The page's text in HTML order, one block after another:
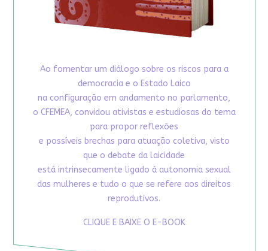
Ao fomentar um diálogo sobre os riscos para a
democracia e o Estado Laico
na configuração em andamento no parlamento,
o CFEMEA, convidou ativistas e estudiosas do tema
para propor reflexões
e possíveis brechas para atuação coletiva, visto
que o debate da laicidade
está intrinsecamente ligado à autonomia sexual
das mulheres e tudo o que se refere aos direitos
reprodutivos.
CLIQUE E BAIXE O E-BOOK